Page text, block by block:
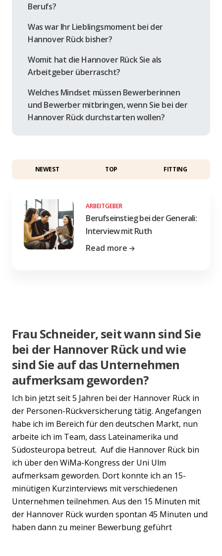
Berufs?
Was war Ihr Lieblingsmoment bei der
Hannover Rück bisher?
Womit hat die Hannover Rück Sie als
Arbeitgeber überrascht?
Welches Mindset müssen Bewerberinnen
und Bewerber mitbringen, wenn Sie bei der
Hannover Rück durchstarten wollen?
NEWEST TOP FITTING
ARBEITGEBER
Berufseinstieg bei der Generali:
Interview mit Ruth
Read more
Frau Schneider, seit wann sind Sie
bei der Hannover Rück und wie
sind Sie auf das Unternehmen
aufmerksam geworden?
Ich bin jetzt seit 5 Jahren bei der Hannover Rück in
der Personen-Rückversicherung tätig. Angefangen
habe ich im Bereich für den deutschen Markt, nun
arbeite ich im Team, dass Lateinamerika und
Südosteuropa betreut. Auf die Hannover Rück bin
ich über den WiMa-Kongress der Uni Ulm
aufmerksam geworden. Dort konnte ich an 15-
minütigen Kurzinterviews mit verschiedenen
Unternehmen teilnehmen. Aus den 15 Minuten mit
der Hannover Rück wurden spontan 45 Minuten und
haben dann zu meiner Bewerbung geführt